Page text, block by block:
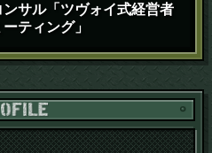
ンサル「ツヴォイ式経営者
ティング」